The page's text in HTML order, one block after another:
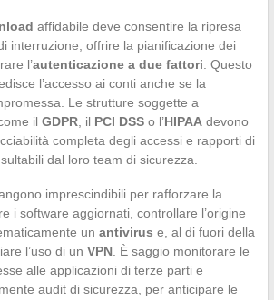
affidabile deve consentire la ripresa
interruzione, offrire la pianificazione dei
l’autenticazione a due fattori . Questo
l’accesso ai conti anche se la
Le strutture soggette a
il GDPR, il PCI DSSo l’HIPAAdevono
completa degli accessi e rapporti di
dal loro team di sicurezza.
imprescindibili per rafforzare la
i software aggiornati, controllare l’origine
un antivirus e, al di fuori della
l’uso di un VPN. È saggio monitorare le
alle applicazioni di terze parti e
audit di sicurezza, per anticipare le